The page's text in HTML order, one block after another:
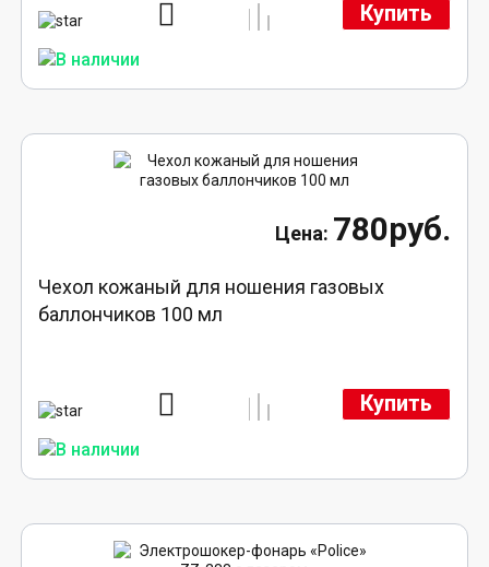
Купить
780руб.
Чехол кожаный для ношения газовых
баллончиков 100 мл
Купить